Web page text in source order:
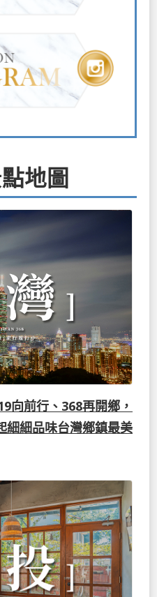
地圖
向前行、368再開鄉，
細細品味台灣鄉鎮最美